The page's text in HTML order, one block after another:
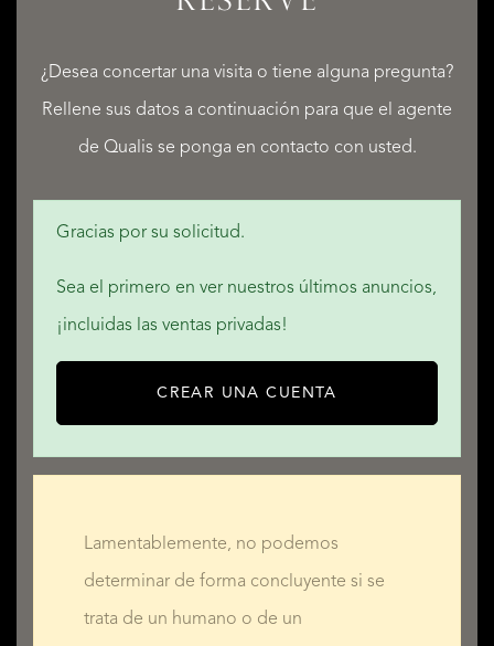
¿Desea concertar una visita o tiene alguna pregunta?
Rellene sus datos a continuación para que el agente
de Qualis se ponga en contacto con usted.
Gracias por su solicitud.
Sea el primero en ver nuestros últimos anuncios,
¡incluidas las ventas privadas!
CREAR UNA CUENTA
Lamentablemente, no podemos
determinar de forma concluyente si se
trata de un humano o de un
SERVICIOS